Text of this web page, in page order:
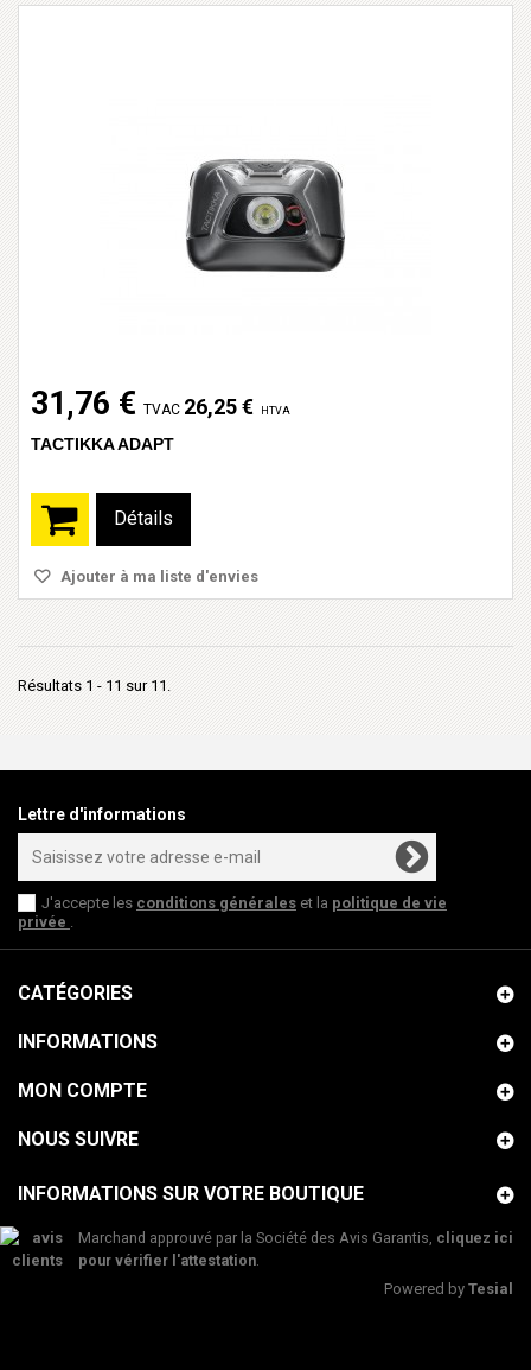
31,76 € TVAC 26,25 € HTVA
TACTIKKA ADAPT
Détails
Ajouter à ma liste d'envies
Résultats 1 - 11 sur 11.
Lettre d'informations
J'accepte les conditions générales et la politique de vie
privée
CATÉGORIES
INFORMATIONS
MON COMPTE
NOUS SUIVRE
INFORMATIONS SUR VOTRE BOUTIQUE
Marchand approuvé par la Société des Avis Garantis, cliquez ici
pour vérifier l'attestation
Powered by Tesial